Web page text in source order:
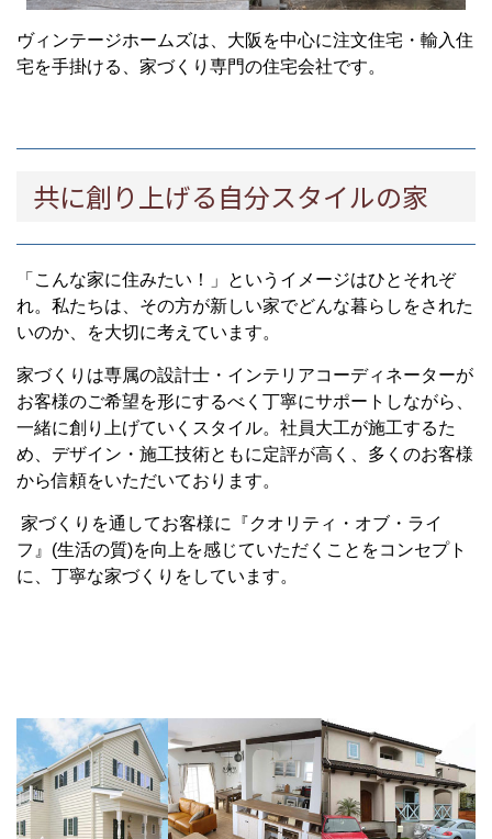
ヴィンテージホームズは、大阪を中心に注文住宅・輸入住
宅を手掛ける、家づくり専門の住宅会社です。
共に創り上げる自分スタイルの家
「こんな家に住みたい！」というイメージはひとそれぞ
れ。私たちは、その方が新しい家でどんな暮らしをされた
いのか、を大切に考えています。
家づくりは専属の設計士・インテリアコーディネーターが
お客様のご希望を形にするべく丁寧にサポートしながら、
一緒に創り上げていくスタイル。社員大工が施工するた
め、デザイン・施工技術ともに定評が高く、多くのお客様
から信頼をいただいております。
家づくりを通してお客様に『クオリティ・オブ・ライ
フ』(生活の質)を向上を感じていただくことをコンセプト
に、丁寧な家づくりをしています。